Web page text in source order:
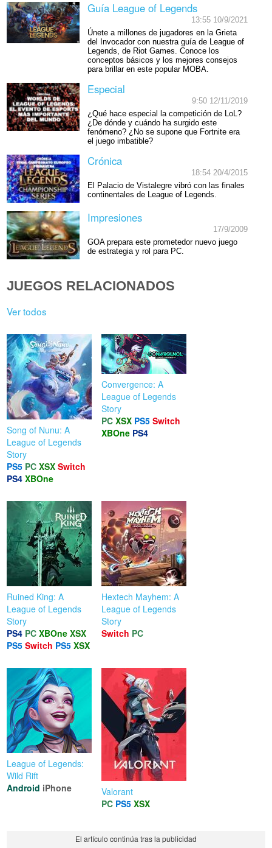
Guía League of Legends
13:55 10/9/2021
Únete a millones de jugadores en la Grieta
del Invocador con nuestra guía de League of
Legends, de Riot Games. Conoce los
conceptos básicos y los mejores consejos
para brillar en este popular MOBA.
Especial
9:50 12/11/2019
¿Qué hace especial la competición de LoL?
¿De dónde y cuándo ha surgido este
fenómeno? ¿No se supone que Fortnite era
el juego imbatible?
Crónica
18:54 20/4/2015
El Palacio de Vistalegre vibró con las finales
continentales de League of Legends.
Impresiones
17/9/2009
GOA prepara este prometedor nuevo juego
de estrategia y rol para PC.
JUEGOS RELACIONADOS
Ver todos
Song of Nunu: A
League of Legends
Story
PS5 PC XSX Switch
PS4 XBOne
Convergence: A
League of Legends
Story
PC XSX PS5 Switch
XBOne PS4
Ruined King: A
League of Legends
Story
PS4 PC XBOne XSX
PS5 Switch PS5 XSX
Hextech Mayhem: A
League of Legends
Story
Switch PC
League of Legends:
Wild Rift
Android iPhone
Valorant
PC PS5 XSX